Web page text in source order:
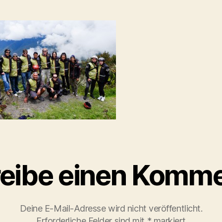
einen
Deine E-Mail-Adresse wird nicht veröffentlicht.